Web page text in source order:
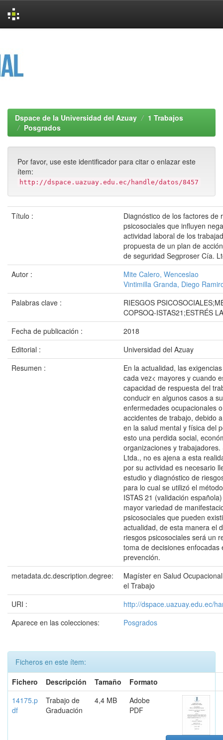
Dspace de la Universidad del Azuay
1 Trabajos
Posgrados
Por favor, use este identificador para citar o enlazar este
ítem:
http://dspace.uazuay.edu.ec/handle/datos/8457
Título :
Diagnóstico de los factores de
psicosociales que influyen
actividad laboral de los
propuesta de un plan de
de seguridad Segproser Cía.
Autor :
Mite Calero, Wenceslao
Vintimilla Granda, Diego
Palabras clave :
RIESGOS
COPSOQ-ISTAS21;ESTRÉS
Fecha de publicación :
2018
Editorial :
Universidad del Azuay
Resumen :
En la actualidad, las
cada vez< mayores y cuando
capacidad de respuesta del
conducir en algunos casos a
enfermedades ocupacionales
accidentes de trabajo, debido
en la salud mental y física del
esto una perdida social,
organizaciones y
Ltda., no es ajena a esta
por su actividad es necesario
estudio y diagnóstico de
para lo cual se utilizó el
ISTAS 21 (validación
mayor variedad de
psicosociales que pueden
actualidad, de esta manera el
riesgos psicosociales será un
toma de decisiones enfocadas
prevención.
metadata.dc.description.degree:
Magíster en Salud
el Trabajo
URI :
http://dspace.uazuay.edu.ec/
Aparece en las colecciones:
Posgrados
Ficheros en este ítem:
Fichero
Descripción Tamaño
Formato
14175.p
df
Trabajo de
Graduación
4,4 MB
Adobe
PDF